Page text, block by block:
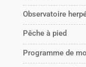
Observatoire
Pêche à pied
Programme de